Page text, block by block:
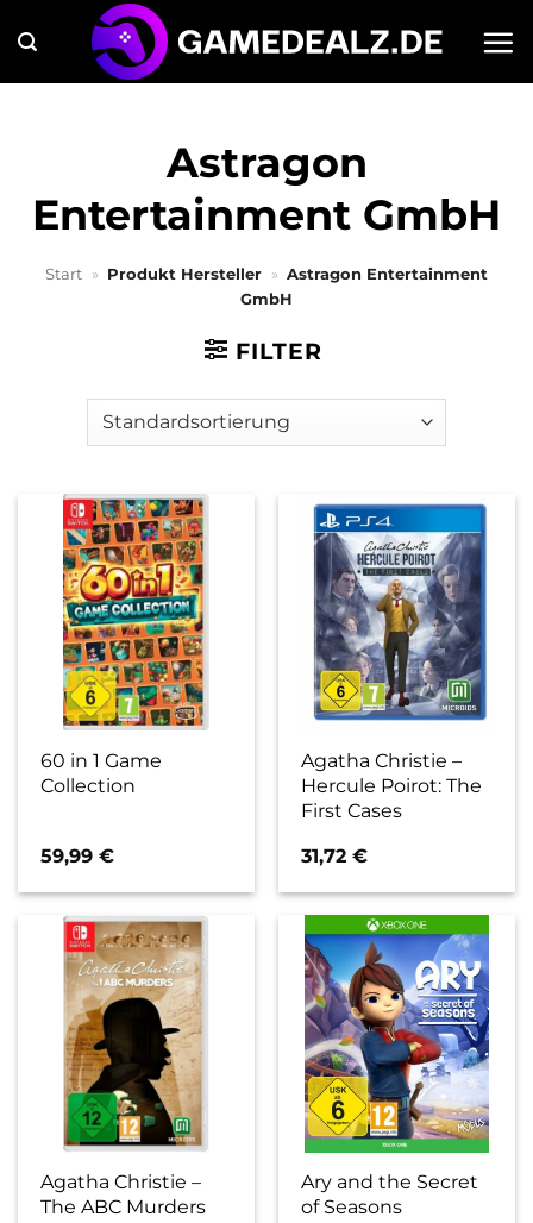
Inhalt
springen
Astragon
Entertainment GmbH
Start » Produkt Hersteller » Astragon Entertainment
GmbH
FILTER
60 in 1 Game
Collection
59,99€
Agatha Christie –
Hercule Poirot: The
First Cases
31,72€
Agatha Christie –
The ABC Murders
Ary and the Secret
of Seasons